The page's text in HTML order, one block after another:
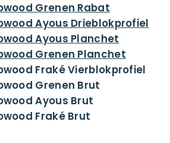
Grenen Rabat
Ayous Drieblokprofiel
Ayous Planchet
Grenen Planchet
Fraké Vierblokprofiel
Grenen Brut
Ayous Brut
Fraké Brut